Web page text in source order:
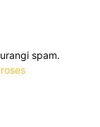
spam.